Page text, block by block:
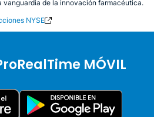
vanguardia de la innovación farmacéutica.
NYSE
MÓVIL